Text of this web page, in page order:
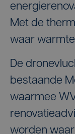
Met de
waar
De
bestaande
waarmee
worden